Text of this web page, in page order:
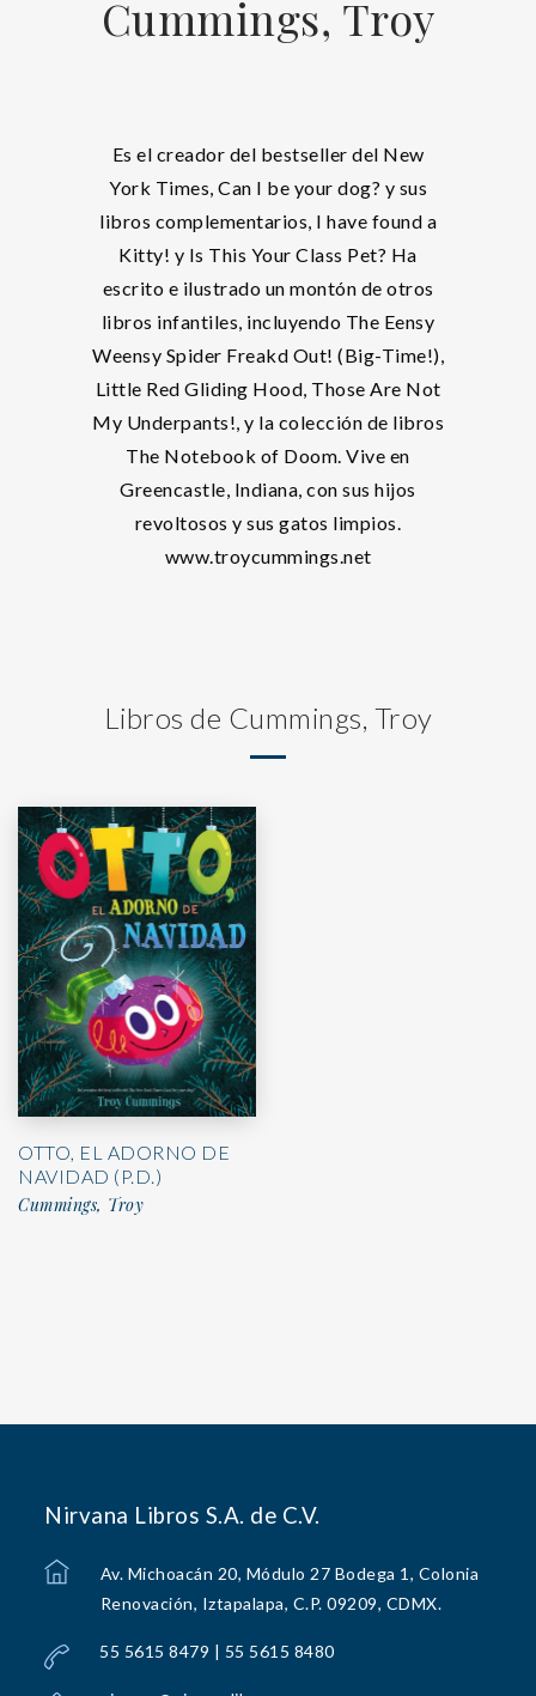
Cummings, Troy
Es el creador del bestseller del New
York Times, Can I be your dog? y sus
libros complementarios, I have found a
Kitty! y Is This Your Class Pet? Ha
escrito e ilustrado un montón de otros
libros infantiles, incluyendo The Eensy
Weensy Spider Freakd Out! (Big-Time!),
Little Red Gliding Hood, Those Are Not
My Underpants!, y la colección de libros
The Notebook of Doom. Vive en
Greencastle, Indiana, con sus hijos
revoltosos y sus gatos limpios.
www.troycummings.net
Libros de Cummings, Troy
OTTO, EL ADORNO DE
NAVIDAD (P.D.)
Cummings, Troy
Nirvana Libros S.A. de C.V.
Av. Michoacán 20, Módulo 27 Bodega 1, Colonia
Renovación, Iztapalapa, C.P. 09209, CDMX.
55 5615 8479 | 55 5615 8480